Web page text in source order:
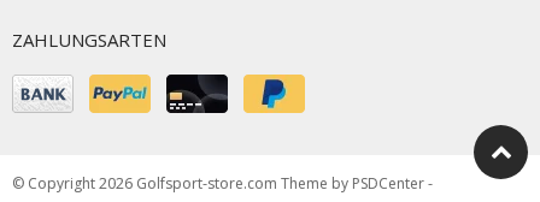
ZAHLUNGSARTEN
© Copyright 2026 Golfsport-store.com Theme by PSDCenter-